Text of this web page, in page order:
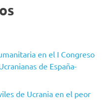
en el I Congreso
de España-
de Ucrania en el peor